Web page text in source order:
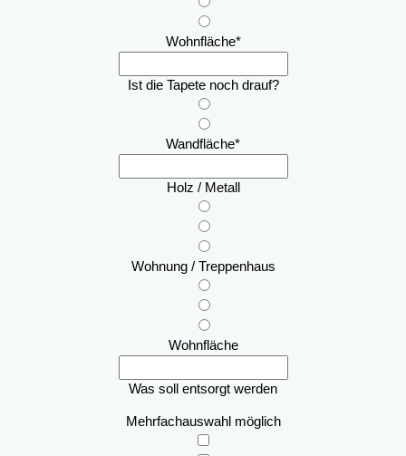
Wohnfläche*
Ist die Tapete noch drauf?
Wandfläche*
Holz / Metall
Wohnung / Treppenhaus
Wohnfläche
Was soll entsorgt werden
Mehrfachauswahl möglich